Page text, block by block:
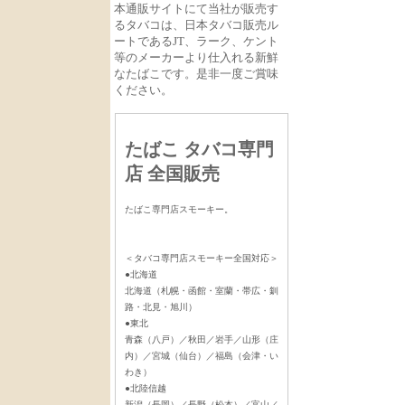
本通販サイトにて当社が販売す
るタバコは、日本タバコ販売ル
ートであるJT、ラーク、ケント
等のメーカーより仕入れる新鮮
なたばこです。是非一度ご賞味
ください。
たばこ タバコ専門
店 全国販売
たばこ専門店スモーキー。
＜タバコ専門店スモーキー全国対応＞
●北海道
北海道（札幌・函館・室蘭・帯広・釧
路・北見・旭川）
●東北
青森（八戸）／秋田／岩手／山形（庄
内）／宮城（仙台）／福島（会津・い
わき）
●北陸信越